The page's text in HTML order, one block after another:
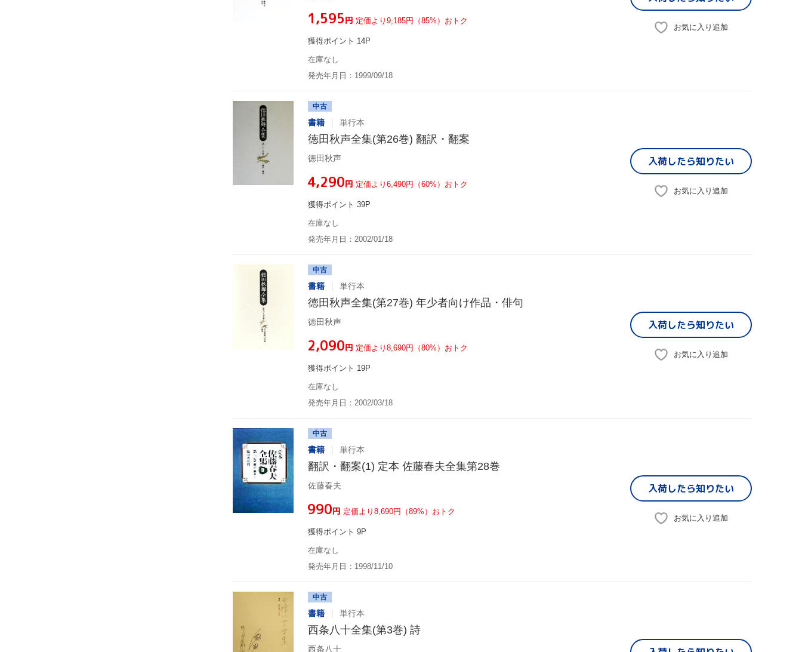
¥1,595円 定価より9,185円（85%）おトク
獲得ポイント 14P
在庫なし
発売年月日：1999/09/18
お気に入り追加
中古
書籍 単行本
徳田秋声全集(第26巻) 翻訳・翻案
徳田秋声
¥4,290円 定価より6,490円（60%）おトク
獲得ポイント 39P
在庫なし
発売年月日：2002/01/18
入荷したら知りたい
お気に入り追加
中古
書籍 単行本
徳田秋声全集(第27巻) 年少者向け作品・俳句
徳田秋声
¥2,090円 定価より8,690円（80%）おトク
獲得ポイント 19P
在庫なし
発売年月日：2002/03/18
入荷したら知りたい
お気に入り追加
中古
書籍 単行本
翻訳・翻案(1) 定本 佐藤春夫全集第28巻
佐藤春夫
¥990円 定価より8,690円（89%）おトク
獲得ポイント 9P
在庫なし
発売年月日：1998/11/10
入荷したら知りたい
お気に入り追加
中古
書籍 単行本
西条八十全集(第3巻) 詩
西条八十